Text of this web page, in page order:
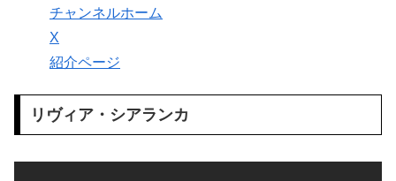
チャンネルホーム
X
紹介ページ
リヴィア・シアランカ